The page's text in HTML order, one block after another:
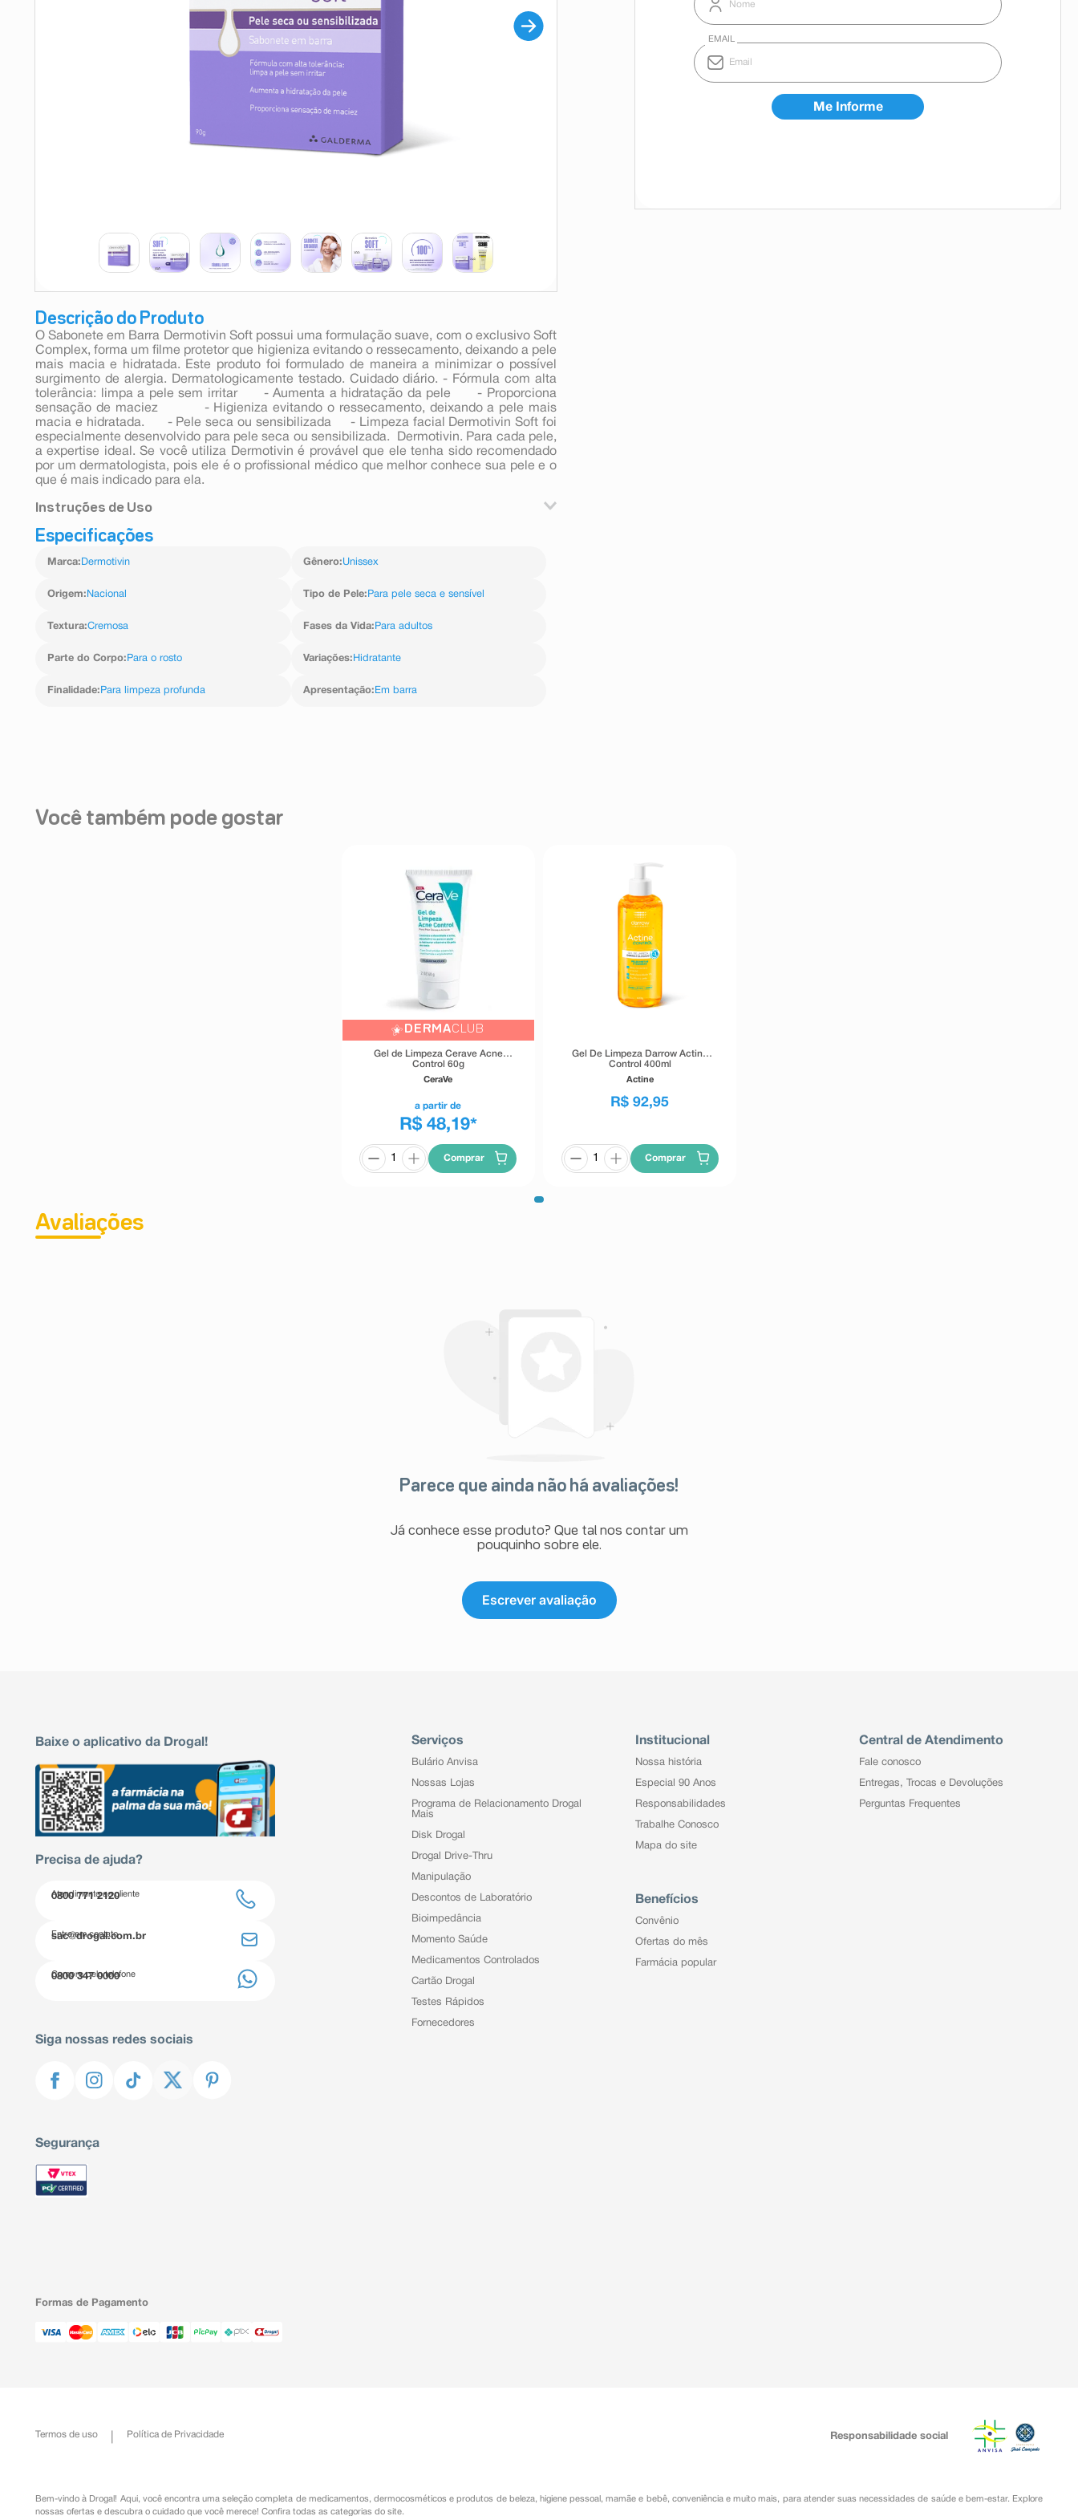
Descrição do Produto
O Sabonete em Barra Dermotivin Soft possui uma formulação suave, com o exclusivo Soft
Complex, forma um filme protetor que higieniza evitando o ressecamento, deixando a pele
mais macia e hidratada. Este produto foi formulado de maneira a minimizar o possível
surgimento de alergia. Dermatologicamente testado. Cuidado diário. - Fórmula com alta
tolerância: limpa a pele sem irritar - Aumenta a hidratação da pele - Proporciona
sensação de maciez - Higieniza evitando o ressecamento, deixando a pele mais
macia e hidratada. - Pele seca ou sensibilizada - Limpeza facial Dermotivin Soft foi
especialmente desenvolvido para pele seca ou sensibilizada. Dermotivin. Para cada pele,
a expertise ideal. Se você utiliza Dermotivin é provável que ele tenha sido recomendado
por um dermatologista, pois ele é o profissional médico que melhor conhece sua pele e o
que é mais indicado para ela.
Instruções de Uso
Aplique sobre o rosto e pescoço umedecidos em suaves movimentos circulares. Enxágue
Especificações
Marca: Dermotivin Gênero:Unissex
Origem: Nacional Tipo de Pele: Para pele seca e sensível
Textura:Cremosa Fases da Vida: Para adultos
Parte do Corpo: Para o rosto Variações: Hidratante
Finalidade: Para limpeza profunda Apresentação: Em barra
Você também pode gostar
DERMACLUB
Gel de Limpeza Cerave Acne
Control 60g
CeraVe
a partir de
R$ 48,19*
Comprar
Gel De Limpeza Darrow Actine
Control 400ml
Actine
R$ 92,95
Comprar
Avaliações
Parece que ainda não há avaliações!
Já conhece esse produto? Que tal nos contar um
pouquinho sobre ele.
Escrever avaliação
Baixe o aplicativo da Drogal!
Precisa de ajuda?
Atendimento ao cliente
0800 771 2120
Entre em contato
sac@drogal.com.br
Compre pelo telefone
0800 347 0000
Siga nossas redes sociais
Segurança
Serviços
Bulário Anvisa
Nossas Lojas
Programa de Relacionamento Drogal
Mais
Disk Drogal
Drogal Drive-Thru
Manipulação
Descontos de Laboratório
Bioimpedância
Momento Saúde
Medicamentos Controlados
Cartão Drogal
Testes Rápidos
Fornecedores
Institucional
Nossa história
Especial 90 Anos
Responsabilidades
Trabalhe Conosco
Mapa do site
Benefícios
Convênio
Ofertas do mês
Farmácia popular
Central de Atendimento
Fale conosco
Entregas, Trocas e Devoluções
Perguntas Frequentes
Formas de Pagamento
Termos de uso Política de Privacidade Responsabilidade social
Bem-vindo à Drogal! Aqui, você encontra uma seleção completa de medicamentos ,dermocosméticos e produtos de beleza, higiene pessoal ,mamãe e bebê, conveniênciae muito mais, para atender suas necessidades de saúde e bem-estar. Explore
nossas ofertas e descubra o cuidado que você merece! Confira todas as categorias do site.
10º absorvente